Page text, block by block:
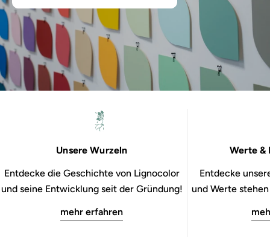
Unsere Wurzeln
Entdecke die Geschichte von Lignocolor
und seine Entwicklung seit der Gründung!
mehr erfahren
Werte &
Entdecke
und Werte